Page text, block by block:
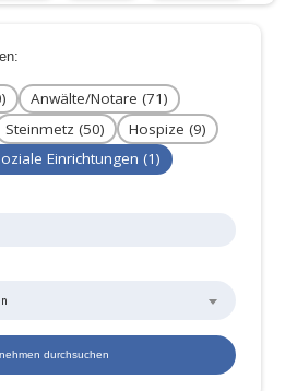
Anwälte/Notare (71)
Steinmetz (50)
Hospize (9)
Einrichtungen (1)